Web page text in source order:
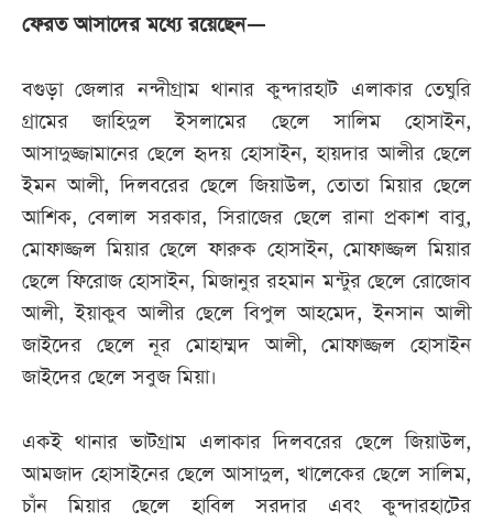
ফেরত আসাদের মধ্যে রয়েছেন—
বগুড়া জেলার নন্দীগ্রাম থানার কুন্দারহাট এলাকার তেঘুরি
গ্রামের জাহিদুল ইসলামের ছেলে সালিম হোসাইন,
আসাদুজ্জামানের ছেলে হৃদয় হোসাইন, হায়দার আলীর ছেলে
ইমন আলী, দিলবরের ছেলে জিয়াউল, তোতা মিয়ার ছেলে
আশিক, বেলাল সরকার, সিরাজের ছেলে রানা প্রকাশ বাবু,
মোফাজ্জল মিয়ার ছেলে ফারুক হোসাইন, মোফাজ্জল মিয়ার
ছেলে ফিরোজ হোসাইন, মিজানুর রহমান মন্টুর ছেলে রোজোব
আলী, ইয়াকুব আলীর ছেলে বিপুল আহমেদ, ইনসান আলী
জাইদের ছেলে নূর মোহাম্মদ আলী, মোফাজ্জল হোসাইন
জাইদের ছেলে সবুজ মিয়া।
একই থানার ভাটগ্রাম এলাকার দিলবরের ছেলে জিয়াউল,
আমজাদ হোসাইনের ছেলে আসাদুল, খালেকের ছেলে সালিম,
চাঁন মিয়ার ছেলে হাবিল সরদার এবং কুন্দারহাটের